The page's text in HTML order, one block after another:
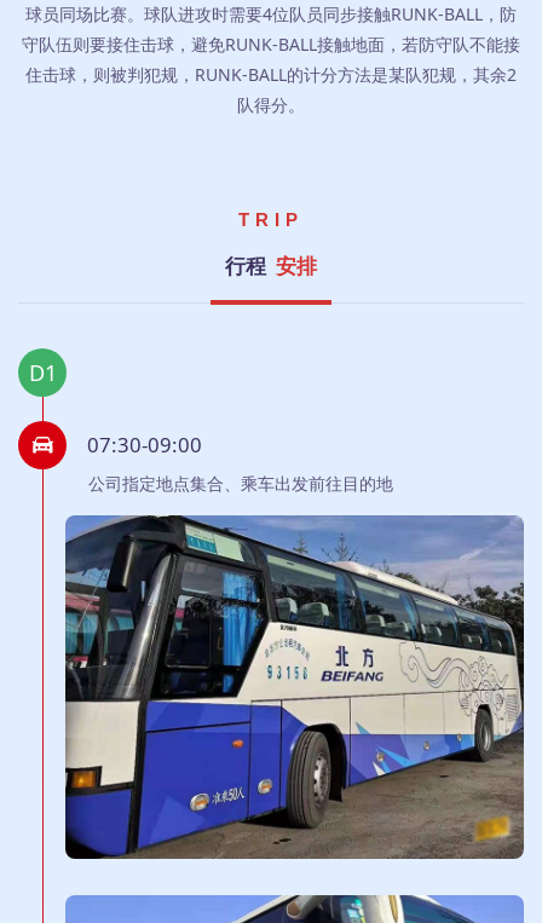
球员同场比赛。球队进攻时需要4位队员同步接触RUNK-BALL，防
守队伍则要接住击球，避免RUNK-BALL接触地面，若防守队不能接
住击球，则被判犯规，RUNK-BALL的计分方法是某队犯规，其余2
队得分。
TRIP
行程 安排
D1
07:30-09:00
公司指定地点集合、乘车出发前往目的地